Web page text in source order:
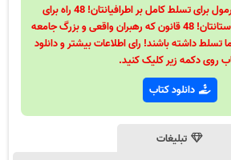
48 قانون قدرت! 48 فرمول برای تسلط کامل بر اطرافیانتان! 48 راه برای
رهبری گروه، جمع و زیر دستانتان! 48 قانون که رهبران واقعی و بزرگ جامعه
تسلط داشته باشند! رای اطلاعات بیشتر و دانلود
روی دکمه زیر کلیک کنید.
دانلود کتاب
تبلیغات